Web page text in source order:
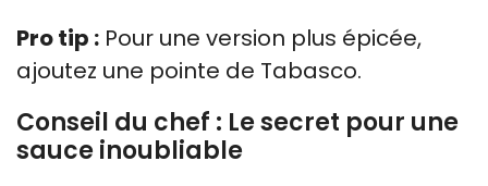
Pro tip : Pour une version plus épicée,
ajoutez une pointe de Tabasco.
Conseil du chef : Le secret pour une
sauce inoubliable